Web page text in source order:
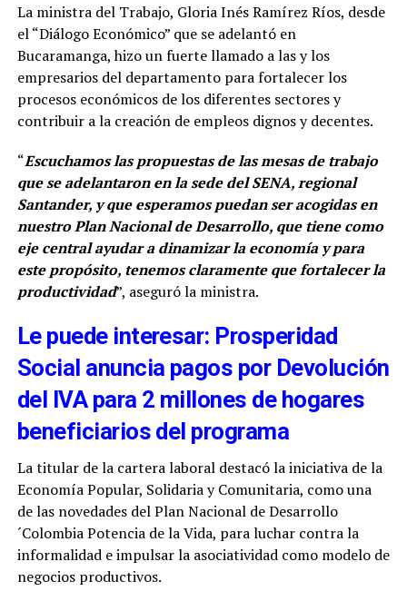
La ministra del Trabajo, Gloria Inés Ramírez Ríos, desde
el “Diálogo Económico” que se adelantó en
Bucaramanga, hizo un fuerte llamado a las y los
empresarios del departamento para fortalecer los
procesos económicos de los diferentes sectores y
contribuir a la creación de empleos dignos y decentes.
“Escuchamos las propuestas de las mesas de trabajo
que se adelantaron en la sede del SENA, regional
Santander, y que esperamos puedan ser acogidas en
nuestro Plan Nacional de Desarrollo, que tiene como
eje central ayudar a dinamizar la economía y para
este propósito, tenemos claramente que fortalecer la
productividad”, aseguró la ministra.
Le puede interesar: Prosperidad
Social anuncia pagos por Devolución
del IVA para 2 millones de hogares
beneficiarios del programa
La titular de la cartera laboral destacó la iniciativa de la
Economía Popular, Solidaria y Comunitaria, como una
de las novedades del Plan Nacional de Desarrollo
´Colombia Potencia de la Vida, para luchar contra la
informalidad e impulsar la asociatividad como modelo de
negocios productivos.